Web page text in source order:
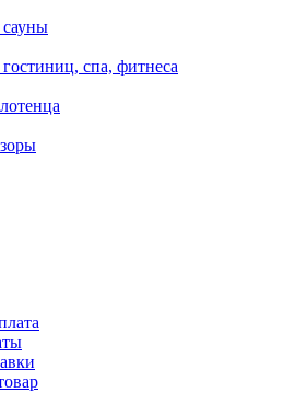
сауны
спа, фитнеса